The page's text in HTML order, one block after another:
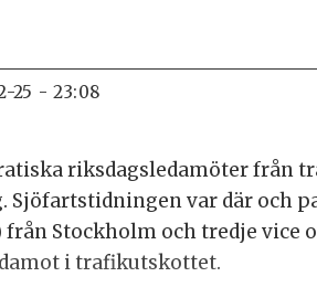
25 - 23:08
riksdagsledamöter från
var där och
Stockholm och tredje vice
i trafikutskottet.